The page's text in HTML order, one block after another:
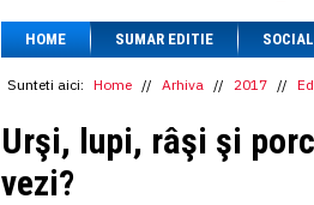
HOME SUMAR EDITIE SOCIAL
Sunteti aici: Home // Arhiva // 2017 //
Urşi, lupi, râşi şi
vezi?